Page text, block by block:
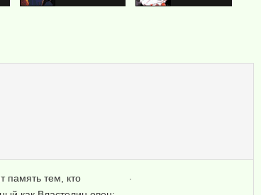
память тем, кто